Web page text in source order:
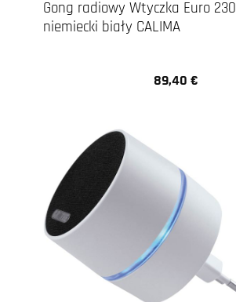
Gong radiowy Wtyczka Euro
niemiecki biały CALIMA
Cena regularna:
89,40 €